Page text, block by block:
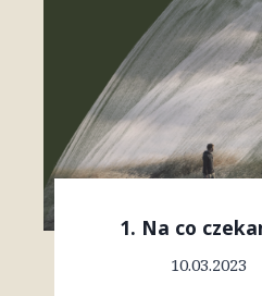
1. Na co
10.03.2023